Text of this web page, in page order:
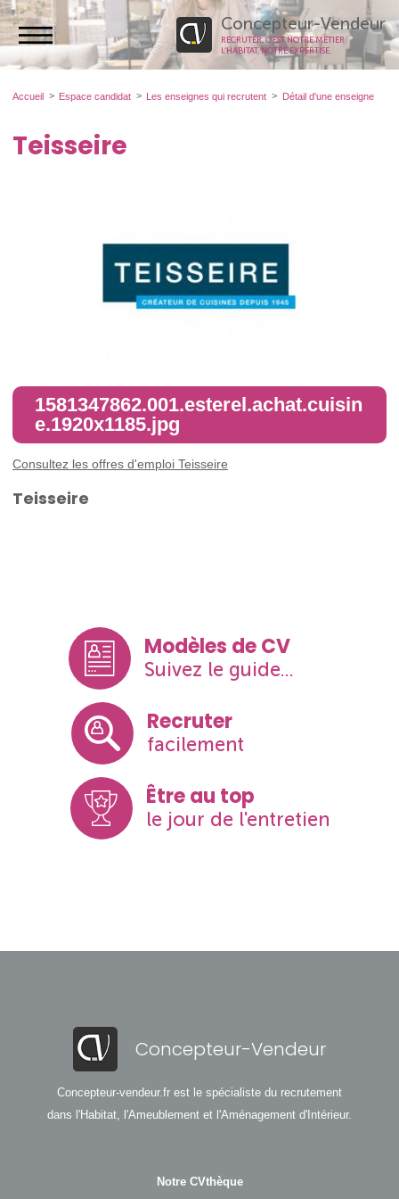
Concepteur-Vendeur
RECRUTER, C’EST NOTRE MÉTIER.
L’HABITAT, NOTRE EXPERTISE.
Accueil Espace candidat Les enseignes qui recrutent Détail d'une enseigne
Teisseire
1581347862.001.esterel.achat.cuisin
e.1920x1185.jpg
Consultez les offres d'emploi Teisseire
Teisseire
Modèles de CV
Suivez le guide...
Recruter
facilement
Être au top
le jour de l'entretien
Concepteur-Vendeur
Concepteur-vendeur.fr est le spécialiste du recrutement
dans l'Habitat, l'Ameublement et l'Aménagement d'Intérieur.
Notre CVthèque